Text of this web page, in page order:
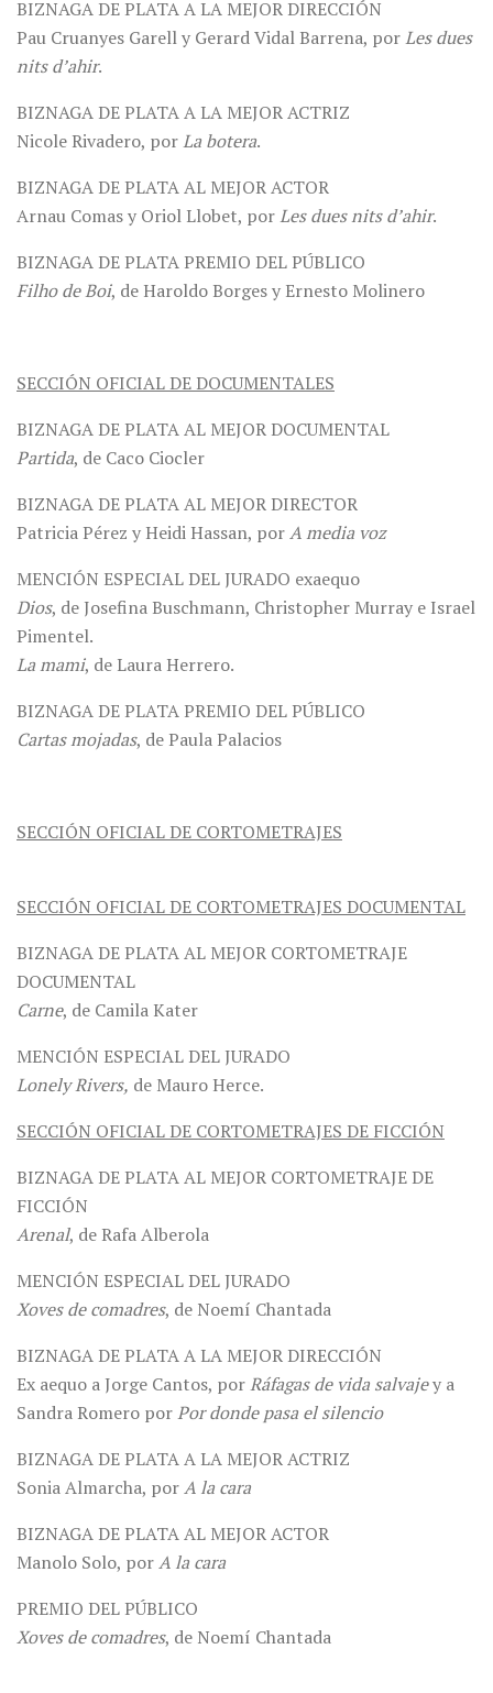
BIZNAGA DE PLATA A LA MEJOR DIRECCIÓN
Pau Cruanyes Garell y Gerard Vidal Barrena, porLes dues
nits d’ahir.
BIZNAGA DE PLATA A LA MEJOR ACTRIZ
Nicole Rivadero, porLa botera.
BIZNAGA DE PLATA AL MEJOR ACTOR
Arnau Comas y Oriol Llobet, porLes dues nits d’ahir.
BIZNAGA DE PLATA PREMIO DEL PÚBLICO
Filho de Boi, de Haroldo Borges y Ernesto Molinero
SECCIÓN OFICIAL DE DOCUMENTALES
BIZNAGA DE PLATA AL MEJOR DOCUMENTAL
Partida, de Caco Ciocler
BIZNAGA DE PLATA AL MEJOR DIRECTOR
Patricia Pérez y Heidi Hassan, porA media voz
MENCIÓN ESPECIAL DEL JURADO exaequo
Dios, de Josefina Buschmann, Christopher Murray e Israel
Pimentel.
La mami, de Laura Herrero.
BIZNAGA DE PLATA PREMIO DEL PÚBLICO
Cartas mojadas, de Paula Palacios
SECCIÓN OFICIAL DE CORTOMETRAJES
SECCIÓN OFICIAL DE CORTOMETRAJES DOCUMENTAL
BIZNAGA DE PLATA AL MEJOR CORTOMETRAJE
DOCUMENTAL
Carne, de Camila Kater
MENCIÓN ESPECIAL DEL JURADO
Lonely Rivers, de Mauro Herce.
SECCIÓN OFICIAL DE CORTOMETRAJES DE FICCIÓN
BIZNAGA DE PLATA AL MEJOR CORTOMETRAJE DE
FICCIÓN
Arenal, de Rafa Alberola
MENCIÓN ESPECIAL DEL JURADO
Xoves de comadres, de Noemí Chantada
BIZNAGA DE PLATA A LA MEJOR DIRECCIÓN
Ex aequo a Jorge Cantos, porRáfagas de vida salvajey a
Sandra Romero porPor donde pasa el silencio
BIZNAGA DE PLATA A LA MEJOR ACTRIZ
Sonia Almarcha, porA la cara
BIZNAGA DE PLATA AL MEJOR ACTOR
Manolo Solo, porA la cara
PREMIO DEL PÚBLICO
Xoves de comadres, de Noemí Chantada